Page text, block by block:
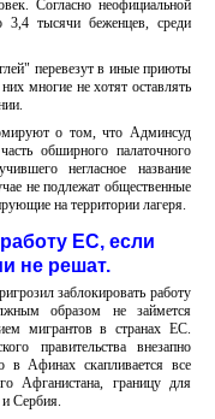
Согласно неофициальной
3,4 тысячи беженцев, среди
перевезут в иные приюты
многие не хотят оставлять
о том, что Админсуд
обширного палаточного
негласное название
не подлежат общественные
на территории лагеря.
ЕС, если
не решат.
заблокировать работу
образом не займется
мигрантов в странах ЕС.
правительства внезапно
в Афинах скапливается все
Афганистана, границу для
Сербия.